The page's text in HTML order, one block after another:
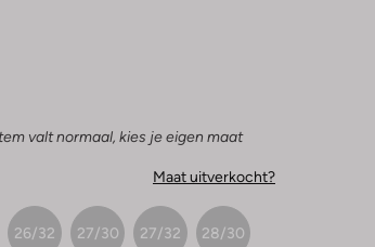
valt normaal, kies je eigen maat
Maat uitverkocht?
26/32 27/30 27/32 28/30